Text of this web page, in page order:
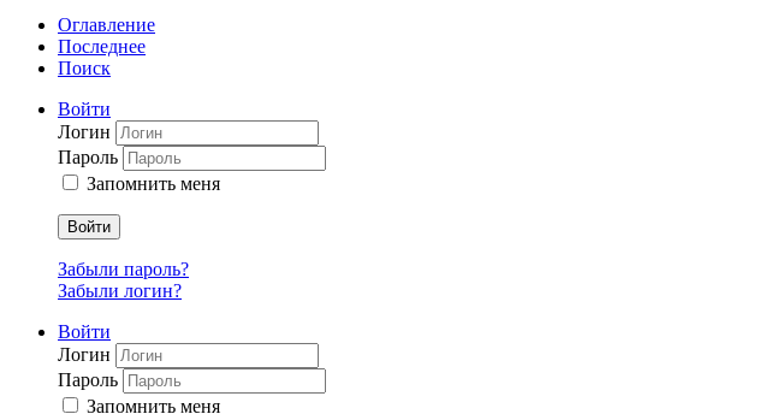
Оглавление
Последнее
Поиск
Войти
Логин
Пароль
Запомнить меня
Войти
Забыли пароль?
Забыли логин?
Войти
Логин
Пароль
Запомнить меня